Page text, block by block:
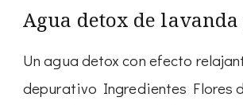
Agua detox de
Un agua detox con efecto
depurativo Ingredientes Flores